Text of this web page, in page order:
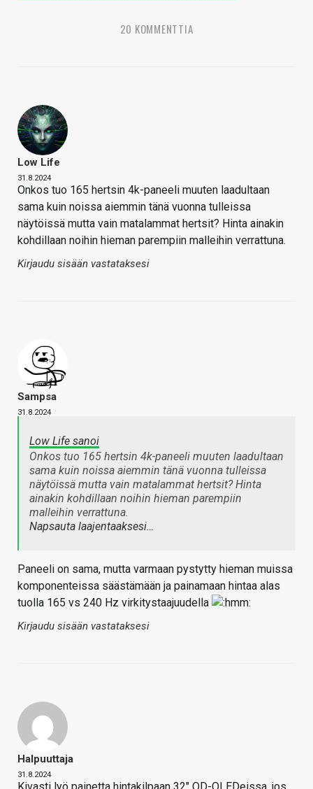
20 KOMMENTTIA
Low Life
31.8.2024
Onkos tuo 165 hertsin 4k-paneeli muuten laadultaan
sama kuin noissa aiemmin tänä vuonna tulleissa
näytöissä mutta vain matalammat hertsit? Hinta ainakin
kohdillaan noihin hieman parempiin malleihin verrattuna.
Kirjaudu sisään vastataksesi
Sampsa
31.8.2024
Low Life sanoi
Onkos tuo 165 hertsin 4k-paneeli muuten laadultaan
sama kuin noissa aiemmin tänä vuonna tulleissa
näytöissä mutta vain matalammat hertsit? Hinta
ainakin kohdillaan noihin hieman parempiin
malleihin verrattuna.
Napsauta laajentaaksesi…
Paneeli on sama, mutta varmaan pystytty hieman muissa
komponenteissa säästämään ja painamaan hintaa alas
tuolla 165 vs 240 Hz virkitystaajuudella
Kirjaudu sisään vastataksesi
Halpuuttaja
31.8.2024